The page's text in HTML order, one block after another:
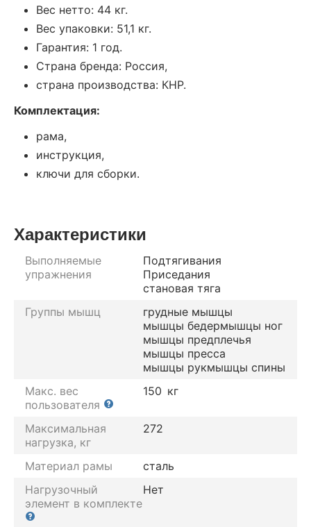
Вес нетто: 44 кг.
Вес упаковки: 51,1 кг.
Гарантия: 1 год.
Страна бренда: Россия,
страна производства: КНР.
Комплектация:
рама,
инструкция,
ключи для сборки.
Характеристики
Выполняемые
упражнения
Подтягивания
Приседания
становая тяга
Группы мышц
грудные мышцы
мышцы бедермышцы ног
мышцы предплечья
мышцы пресса
мышцы рукмышцы спины
Макс. вес
пользователя
150 кг
Максимальная
нагрузка, кг
272
Материал рамы
сталь
Нагрузочный
элемент в комплекте
Нет